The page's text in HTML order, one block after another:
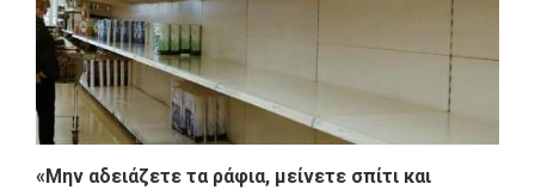
«Μην αδειάζετε τα ράφια, μείνετε σπίτι και